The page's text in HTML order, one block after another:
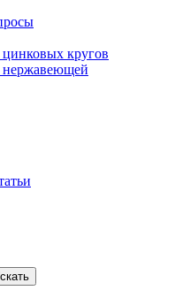
кругов
нержавеющей